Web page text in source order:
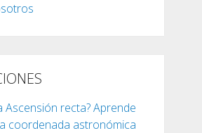
Ascensión recta? Aprende
coordenada astronómica